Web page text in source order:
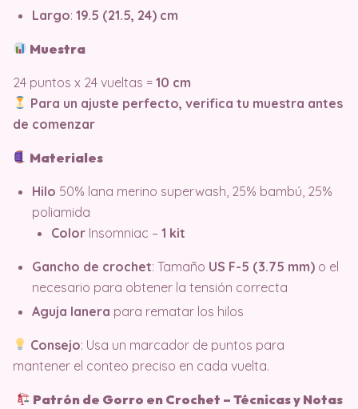
Largo: 19.5 (21.5, 24) cm
Muestra
24 puntos x 24 vueltas = 10 cm
Para un ajuste perfecto, verifica tu muestra antes
de comenzar
Materiales
Hilo 50% lana merino superwash, 25% bambú, 25%
poliamida
Color Insomniac – 1 kit
Gancho de crochet: Tamaño US F-5 (3.75 mm) o el
necesario para obtener la tensión correcta
Aguja lanera para rematar los hilos
Consejo: Usa un marcador de puntos para
mantener el conteo preciso en cada vuelta.
Patrón de Gorro en Crochet – Técnicas y Notas